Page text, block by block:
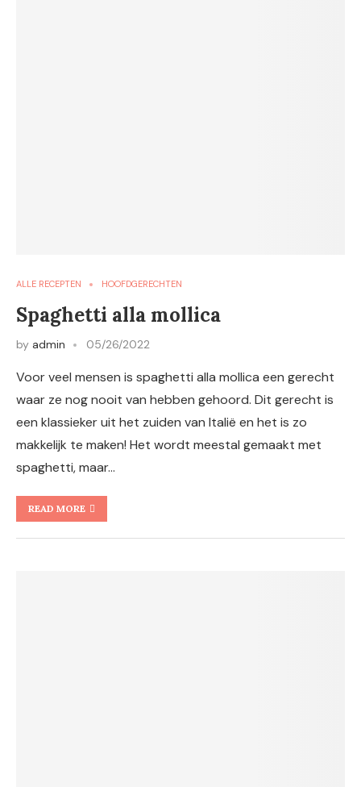
ALLE RECEPTEN HOOFDGERECHTEN
Spaghetti alla mollica
by admin 05/26/2022
Voor veel mensen is spaghetti alla mollica een gerecht
waar ze nog nooit van hebben gehoord. Dit gerecht is
een klassieker uit het zuiden van Italië en het is zo
makkelijk te maken! Het wordt meestal gemaakt met
spaghetti, maar…
READ MORE